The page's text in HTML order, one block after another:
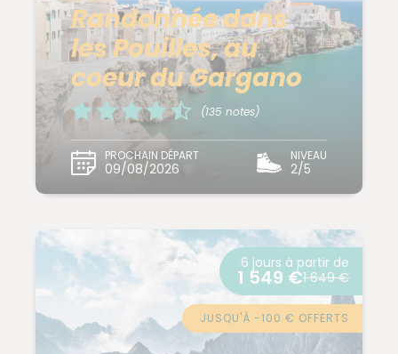
Randonnée dans
les Pouilles, au
coeur du Gargano
(135 notes)
PROCHAIN DÉPART
09/08/2026
NIVEAU
2/5
6 jours à partir de
1 549 €1 649 €
JUSQU'À -100 € OFFERTS